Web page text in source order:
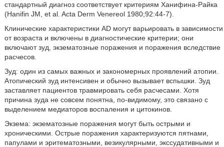
стандартный диагноз соответствует критериям Ханифина-Райка
(Hanifin JM, et al. Acta Derm Venereol 1980;92:44-7).
Клинические характеристики AD могут варьировать в зависимости
от возраста и включены в диагностические критерии; они
включают зуд, экзематозные поражения и поражения вследствие
расчесов.
Зуд: один из самых важных и закономерных проявлений атопии.
Атопический зуд интенсивен и обычно вызывает вспышки. Зуд
заставляет пациентов травмировать себя расчесами. Хотя
причина зуда не совсем понятна, по-видимому, это связано с
выделением медиаторов воспаления и цитокинов.
Экзема: экзематозные поражения могут быть острыми и
хроническими. Острые поражения характеризуются пятнами,
папулами и эритематозными, везикулярными, экссудативными и